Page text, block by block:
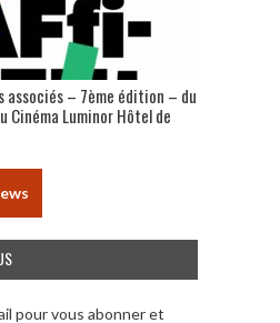
associés – 7ème édition – du
Cinéma Luminor Hôtel de
pour vous abonner et